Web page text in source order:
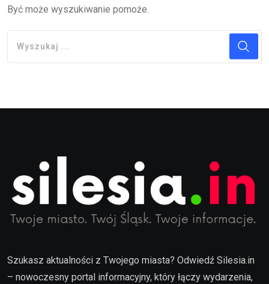
Być może wyszukiwanie pomoże.
Szukasz aktualności z Twojego miasta? Odwiedź Silesia.in
– nowoczesny portal informacyjny, który łączy wydarzenia,